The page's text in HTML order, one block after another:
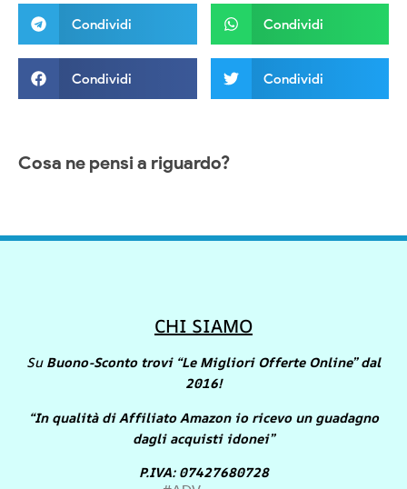
Condividi Condividi
Condividi Condividi
Cosa ne pensi a riguardo?
CHI SIAMO
SuBuono-Sconto trovi “Le Migliori Offerte Online” dal
2016!
“In qualità di Affiliato Amazon io ricevo un guadagno
dagli acquisti idonei”
P.IVA: 07427680728